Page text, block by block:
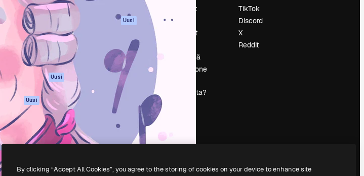
Tekoälyllä toimiva
videogeneraattori
Tekoälyllä toimiva
äänigeneraattori
Kuvapankkisisältö
Claudelle ja
ChatGPT:lle
Uusi
Agentit Uusi
Mobiilisovellus
Kaikki Magnific-
työkalut
Alkuperäiset Uusi
Luottamuskeskus
Kumppanit
Yrityksille
Hakutrendit
Blogi
Tapahtumat
Myy sisältöä
Lehdistöhuone
magnific.ai:ta?
TikTok
Discord
X
Reddit
By clicking “Accept All Cookies”, you agree to the storing of cookies on your device to enhance site